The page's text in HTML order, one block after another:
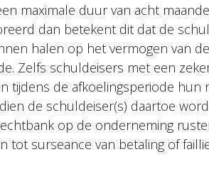
maximale duur van acht
dan betekent dit dat de
halen op het vermogen van
Zelfs schuldeisers met een
tijdens de afkoelingsperiode hun
de schuldeiser(s) daartoe
op de onderneming
tot surseance van betaling of